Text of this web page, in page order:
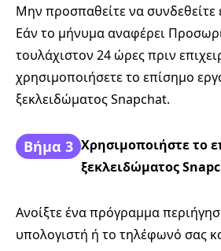
Μην προσπαθείτε να συνδεθείτε
Εάν το μήνυμα αναφέρει
τουλάχιστον 24 ώρες πριν
χρησιμοποιήσετε το επίσημο
ξεκλειδώματος Snapchat.
Βήμα 3 Χρησιμοποιήστε το
ξεκλειδώματος
Ανοίξτε ένα πρόγραμμα
υπολογιστή ή το τηλέφωνό σας